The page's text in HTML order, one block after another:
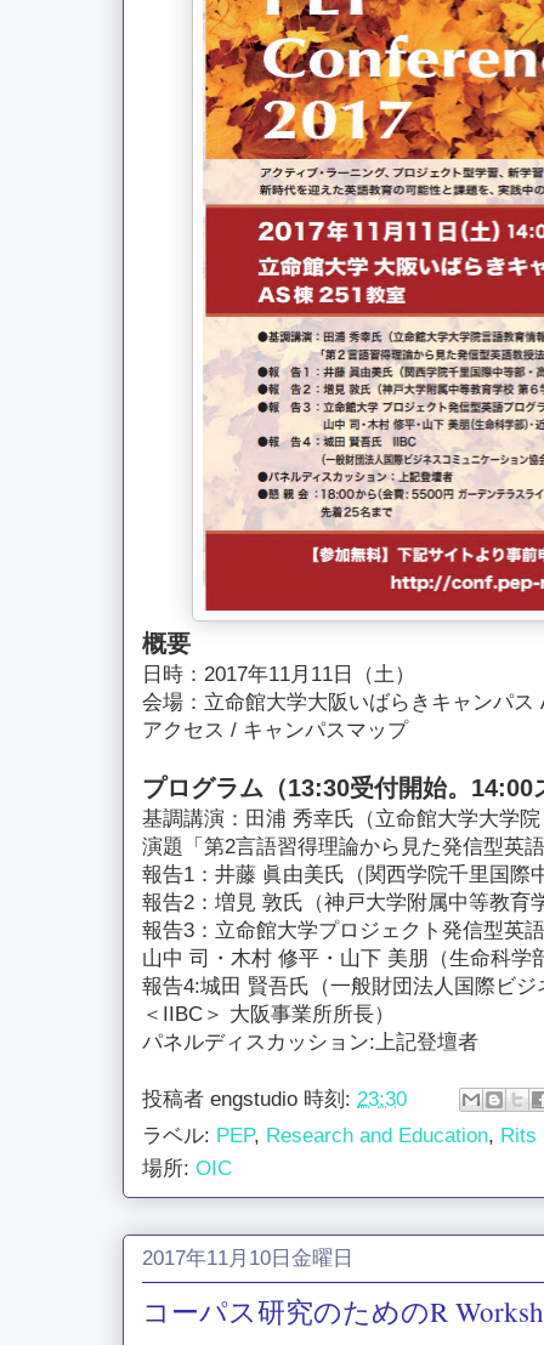
概要
日時：2017年11月11日（土）
会場：立命館大学大阪いばらきキャンパス
アクセス / キャンパスマップ
プログラム（13:30受付開始。14:00
基調講演：田浦 秀幸氏（立命館大学大学
演題「第2言語習得理論から見た発信型英
報告1：井藤 眞由美氏（関西学院千里国際
報告2：増見 敦氏（神戸大学附属中等教育
報告3：立命館大学プロジェクト発信型英
山中 司・木村 修平・山下 美朋（生命科学
報告4:城田 賢吾氏（一般財団法人国際ビ
＜IIBC＞ 大阪事業所所長）
パネルディスカッション:上記登壇者
投稿者 engstudio 時刻: 23:30
ラベル: PEP, Research and Education, Rits
場所: OIC
2017年11月10日金曜日
コーパス研究のためのR